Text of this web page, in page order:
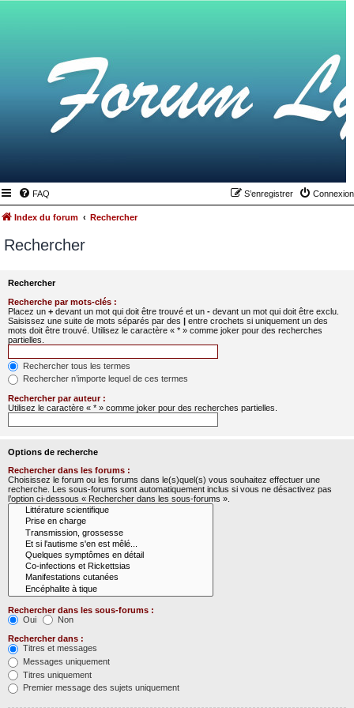
FAQ Connexion
S’enregistrer
Index du forum Rechercher
Rechercher
Rechercher
Recherche par mots-clés :
Placez un + devant un mot qui doit être trouvé et un - devant un mot qui doit être exclu.
Saisissez une suite de mots séparés par des | entre crochets si uniquement un des
mots doit être trouvé. Utilisez le caractère « * » comme joker pour des recherches
partielles.
Rechercher tous les termes
Rechercher n’importe lequel de ces termes
Rechercher par auteur :
Utilisez le caractère « * » comme joker pour des recherches partielles.
Options de recherche
Rechercher dans les forums :
Choisissez le forum ou les forums dans le(s)quel(s) vous souhaitez effectuer une
recherche. Les sous-forums sont automatiquement inclus si vous ne désactivez pas
l’option ci-dessous « Rechercher dans les sous-forums ».
Rechercher dans les sous-forums :
Oui
Non
Rechercher dans :
Titres et messages
Messages uniquement
Titres uniquement
Premier message des sujets uniquement